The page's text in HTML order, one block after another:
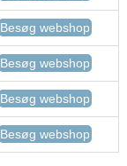
Besøg webshop
Besøg webshop
Besøg webshop
Besøg webshop